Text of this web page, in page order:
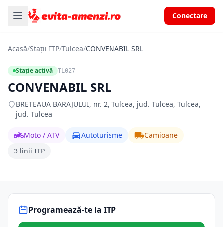
Conectare
Acasă/Stații ITP/Tulcea/CONVENABIL SRL
Stație activă TL027
CONVENABIL SRL
BRETEAUA BARAJULUI, nr. 2, Tulcea, jud. Tulcea, Tulcea,
jud. Tulcea
Moto / ATV Autoturisme
Camioane
3 linii ITP
Programează-te la ITP